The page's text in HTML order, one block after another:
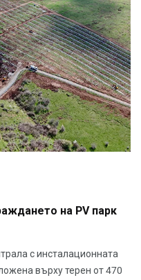
на PV парк
с инсталационната
върху терен от 470